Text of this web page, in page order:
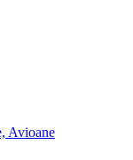
Avioane